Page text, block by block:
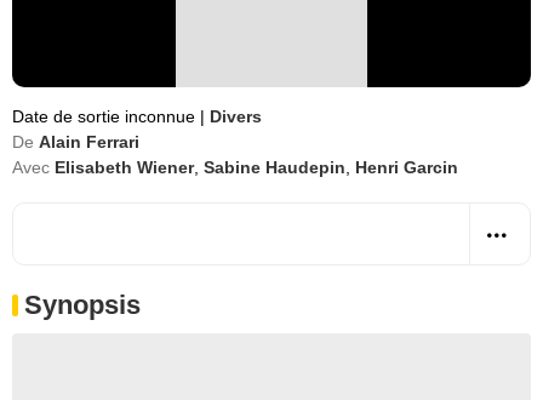
Date de sortie inconnue | Divers
De Alain Ferrari
Avec Elisabeth Wiener, Sabine Haudepin Henri Garcin
Synopsis